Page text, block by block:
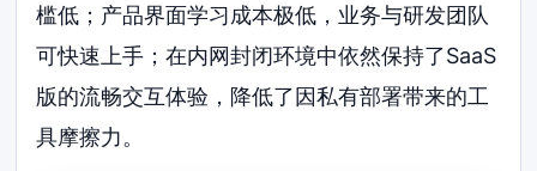
槛低；产品界面学习成本极低，业务与研发团队
可快速上手；在内网封闭环境中依然保持了SaaS
版的流畅交互体验，降低了因私有部署带来的工
具摩擦力。